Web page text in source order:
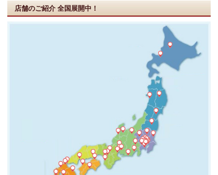
店舗のご紹介 全国展開中！